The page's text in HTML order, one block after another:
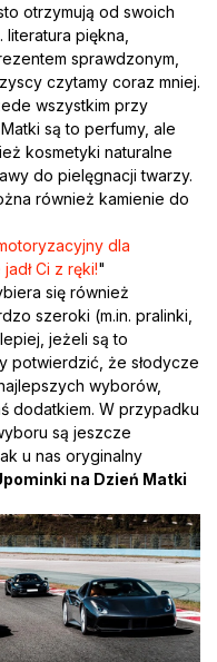
otrzymują od swoich
piękna,
sprawdzonym,
czytamy coraz mniej.
wszystkim przy
są to perfumy, ale
kosmetyki naturalne
do pielęgnacji twarzy.
również kamienie do
dla
Ci z ręki!"
się również
szeroki (m.in. pralinki,
jeżeli są to
potwierdzić, że słodycze
wyborów,
dodatkiem. W przypadku
są jeszcze
u nas oryginalny
na Dzień Matki